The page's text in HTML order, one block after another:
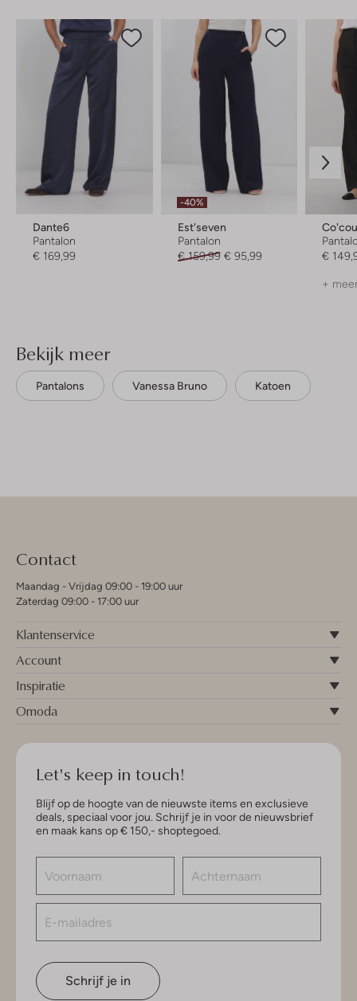
Dante6
Pantalon
€ 169,99
-40%
Est'seven
Pantalon
€ 159,99 € 95,99
€
+
Bekijk meer
Pantalons Vanessa Bruno Katoen
Contact
Maandag - Vrijdag 09:00 - 19:00 uur
Zaterdag 09:00 - 17:00 uur
Klantenservice
Account
Inspiratie
Omoda
Let's keep in touch!
Blijf op de hoogte van de nieuwste items en exclusieve
deals, speciaal voor jou. Schrijf je in voor de nieuwsbrief
en maak kans op € 150,- shoptegoed.
Schrijf je in